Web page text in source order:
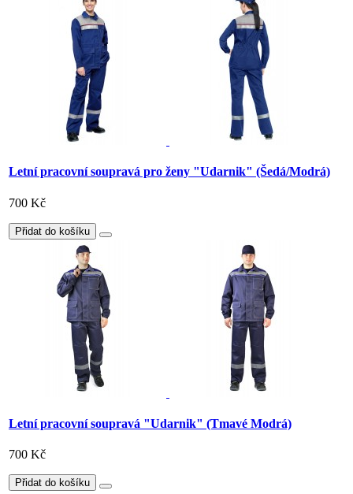
Letní pracovní soupravá pro ženy "Udarnik" (Šedá/Modrá)
700 Kč
Přidat do košíku
Letní pracovní soupravá "Udarnik" (Tmavé Modrá)
700 Kč
Přidat do košíku